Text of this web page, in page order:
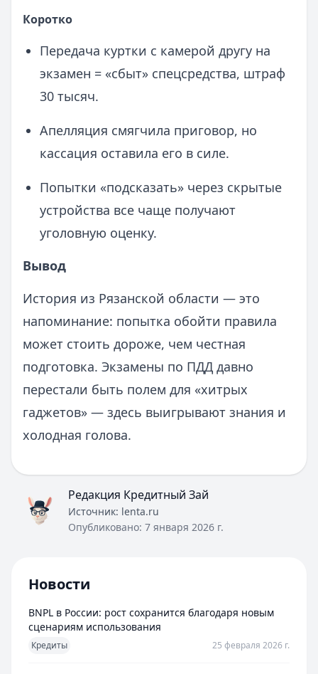
Коротко
Передача куртки с камерой другу на
экзамен = «сбыт» спецсредства, штраф
30 тысяч.
Апелляция смягчила приговор, но
кассация оставила его в силе.
Попытки «подсказать» через скрытые
устройства все чаще получают
уголовную оценку.
Вывод
История из Рязанской области — это
напоминание: попытка обойти правила
может стоить дороже, чем честная
подготовка. Экзамены по ПДД давно
перестали быть полем для «хитрых
гаджетов» — здесь выигрывают знания и
холодная голова.
Редакция Кредитный Зай
Источник: lenta.ru
Опубликовано: 7 января 2026 г.
Новости
BNPL в России: рост сохранится благодаря новым
сценариям использования
Кредиты 25 февраля 2026 г.